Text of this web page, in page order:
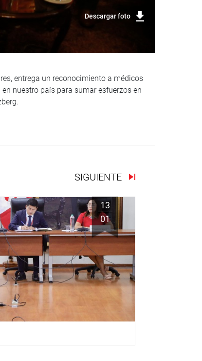
Descargar foto
entrega un reconocimiento a médicos
nuestro país para sumar esfuerzos en
SIGUIENTE
13
01